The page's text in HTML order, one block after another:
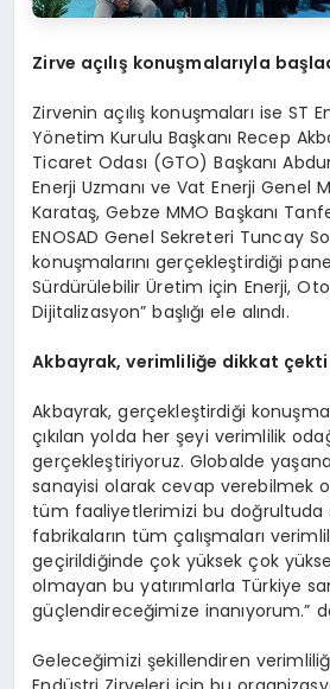
Zirve açılış konuşmalarıyla
Zirvenin açılış konuşmaları ise ST
Yönetim Kurulu Başkanı Recep
Ticaret Odası (GTO) Başkanı
Enerji Uzmanı ve Vat Enerji Genel
Karataş, Gebze MMO Başkanı
ENOSAD Genel Sekreteri Tuncay
konuşmalarını gerçekleştirdiği
Sürdürülebilir Üretim için Enerji,
Dijitalizasyon” başlığı ele alındı.
Akbayrak, verimliliğe dikkat çekti
Akbayrak, gerçekleştirdiği
çıkılan yolda her şeyi verimlilik
gerçekleştiriyoruz. Globalde
sanayisi olarak cevap verebilmek
tüm faaliyetlerimizi bu doğrultuda
fabrikaların tüm çalışmaları
geçirildiğinde çok yüksek çok
olmayan bu yatırımlarla Türkiye
güçlendireceğimize inanıyorum.”
Geleceğimizi şekillendiren